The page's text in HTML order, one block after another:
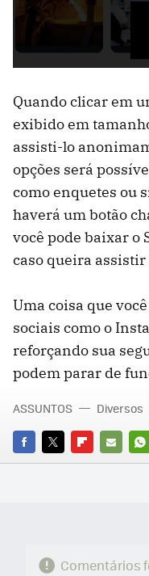
Quando clicar em
exibido em
assisti-lo
opções será
como enquetes ou
haverá um botão
você pode baixar o
caso queira assistir
Uma coisa que
sociais como o
reforçando sua
podem parar de
FACEBOOK
TWITTERFLIPBOARD
E-
ASSUNTOS Diversos
Comentários